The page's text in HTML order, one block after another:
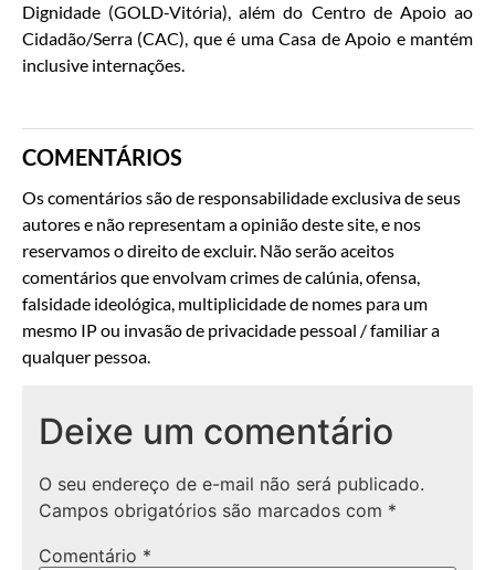
Dignidade (GOLD-Vitória), além do Centro de Apoio ao
Cidadão/Serra (CAC), que é uma Casa de Apoio e mantém
inclusive internações.
COMENTÁRIOS
Os comentários são de responsabilidade exclusiva de seus
autores e não representam a opinião deste site, e nos
reservamos o direito de excluir. Não serão aceitos
comentários que envolvam crimes de calúnia, ofensa,
falsidade ideológica, multiplicidade de nomes para um
mesmo IP ou invasão de privacidade pessoal / familiar a
qualquer pessoa.
Deixe um comentário
O seu endereço de e-mail não será publicado.
Campos obrigatórios são marcados com *
Comentário *